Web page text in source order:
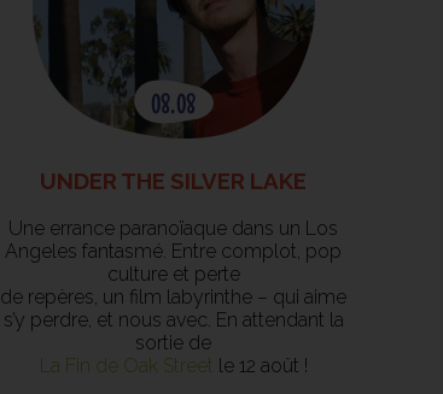
UNDER THE SILVER LAKE
Une errance paranoïaque dans un Los
Angeles fantasmé. Entre complot, pop
culture et perte
de repères, un film labyrinthe – qui aime
s’y perdre, et nous avec. En attendant la
sortie de
La Fin de Oak Street le 12 août !